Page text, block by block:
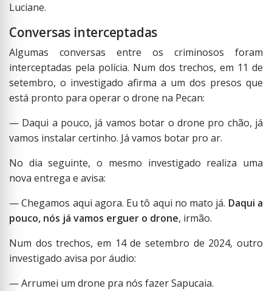
Luciane.
Conversas interceptadas
Algumas conversas entre os criminosos foram
interceptadas pela polícia. Num dos trechos, em 11 de
setembro, o investigado afirma a um dos presos que
está pronto para operar o drone na Pecan:
— Daqui a pouco, já vamos botar o drone pro chão, já
vamos instalar certinho. Já vamos botar pro ar.
No dia seguinte, o mesmo investigado realiza uma
nova entrega e avisa:
— Chegamos aqui agora. Eu tô aqui no mato já. Daqui a
pouco, nós já vamos erguer o drone, irmão.
Num dos trechos, em 14 de setembro de 2024, outro
investigado avisa por áudio:
— Arrumei um drone pra nós fazer Sapucaia.